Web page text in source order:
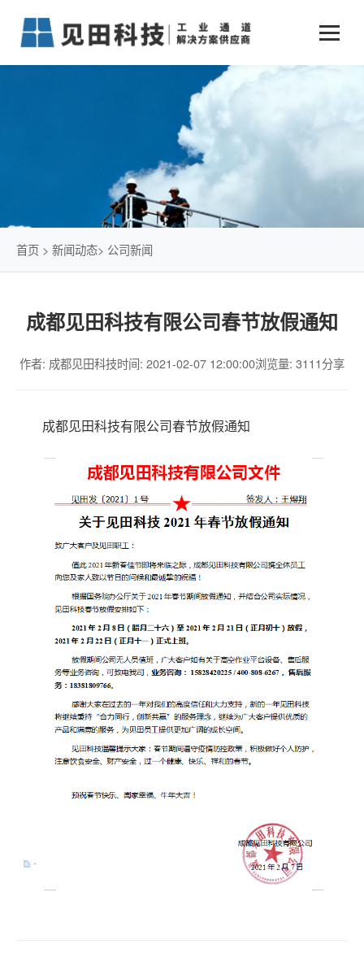
业务中心
仓储物流通道解决方案
智能立体库解决方案
简易升降机解决方案
新闻动态 +
传统仓储物流
石油化工行业
发展历程
首页 > 新闻动态> 公司新闻
成都见田科技有限公司春节放假通知
作者: 成都见田科技时间: 2021-02-07 12:00:00浏览量: 3111分享
成都见田科技有限公司春节放假通知